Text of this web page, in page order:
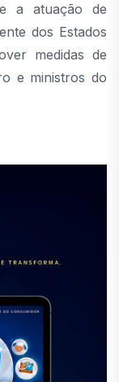
a atuação de
dos Estados
medidas de
e ministros do